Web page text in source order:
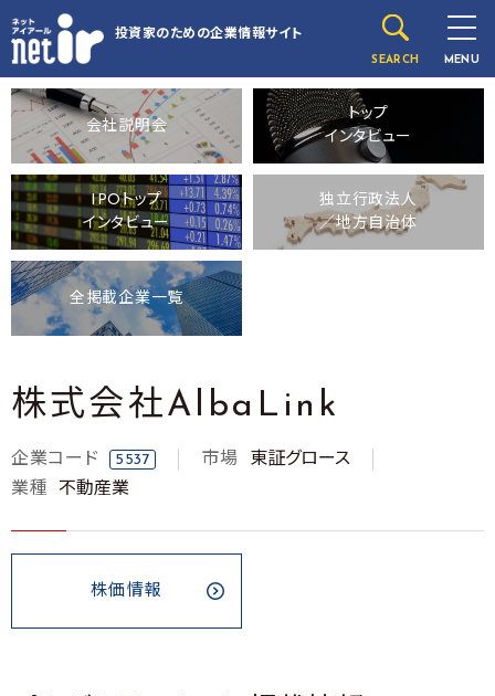
投資家のための企業情報サイト
SEARCH MENU
会社説明会
トップ
インタビュー
IPOトップ
インタビュー
独立行政法人
／地方自治体
全掲載企業一覧
株式会社AlbaLink
企業コード 5537 市場
東証グロース
業種
不動産業
株価情報